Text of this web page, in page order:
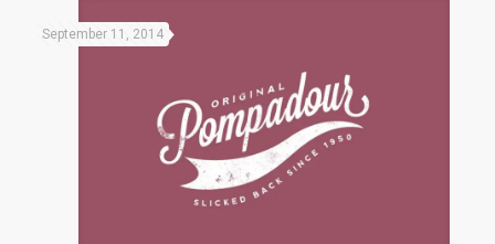
September 11, 2014